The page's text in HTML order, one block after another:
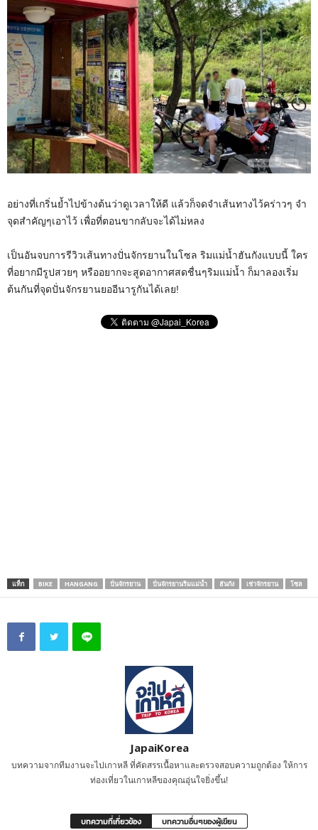
อย่างที่เกริ่นย้ำไปข้างต้นว่าดูเวลาให้ดี แล้วก็จดจำเส้นทางไว้คร่าวๆ จำ
จุดสำคัญๆเอาไว้ เพื่อที่ตอนขากลับจะได้ไม่หลง
เป็นอันจบการรีวิวเส้นทางปั่นจักรยานในโซล ริมแม่น้ำฮันกังแบบนี้ ใคร
ที่อยากมีรูปสวยๆ หรืออยากจะสูดอากาศสดชื่นๆริมแม่น้ำ ก็มาลองเริ่ม
ต้นกันที่จุดปั่นจักรยานยออีนารูกันได้เลย!
แท็ก BIKE HANGANG ปั่นจักรยาน ปั่นจักรยานริมแม่น้ำ ฮันกัง เช่าจักรยาน โซล
JapaiKorea
บทความจากทีมงานจะไปเกาหลี ที่คัดสรรเนื้อหาและตรวจสอบความถูกต้อง ให้การ
ท่องเที่ยวในเกาหลีของคุณอุ่นใจยิ่งขึ้น!
บทความที่เกี่ยวข้อง บทความอื่นๆของผู้เขียน